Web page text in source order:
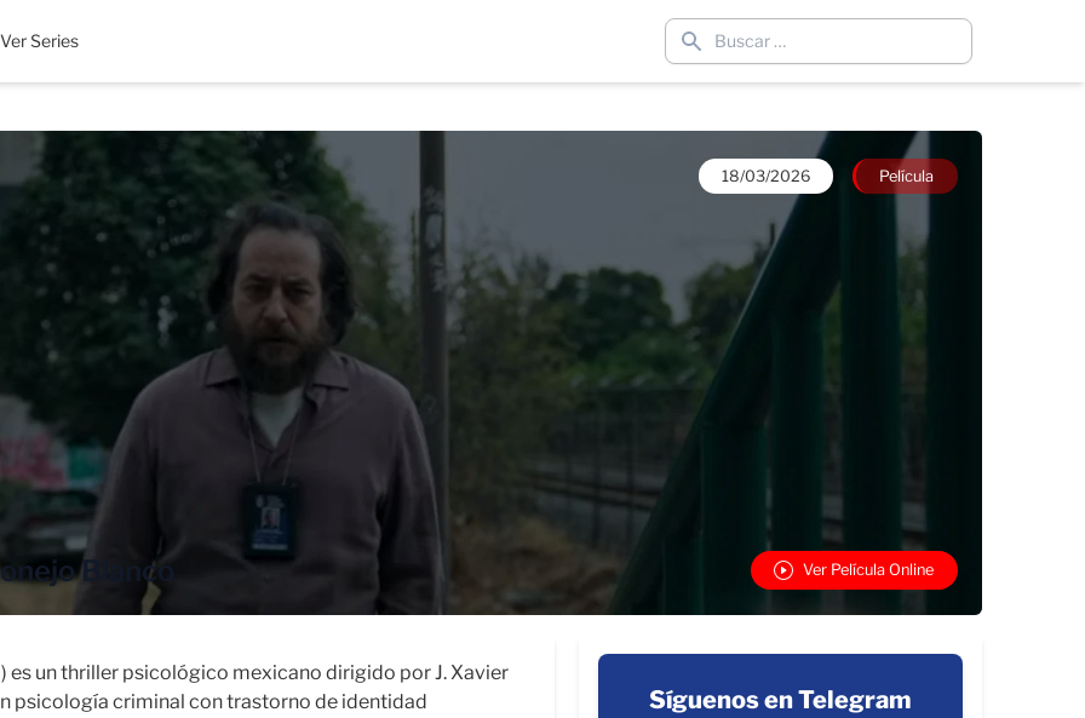
Ver Series
18/03/2026 Película
Blanco Ver Película Online
es un thriller psicológico mexicano dirigido por J. Xavier
psicología criminal con trastorno de identidad
Síguenos en Telegram